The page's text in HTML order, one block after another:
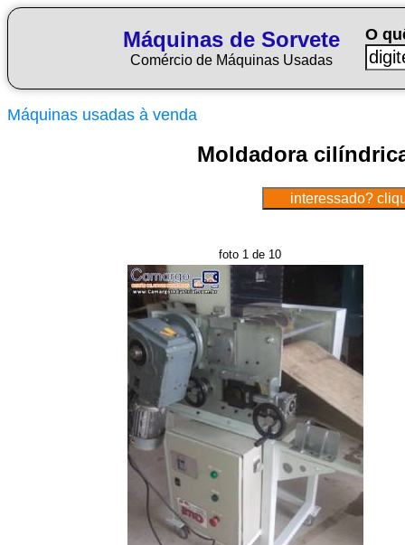
Máquinas de Sorvete
Comércio de Máquinas Usadas
O
Máquinas usadas à venda
Moldadora
foto 1 de 10